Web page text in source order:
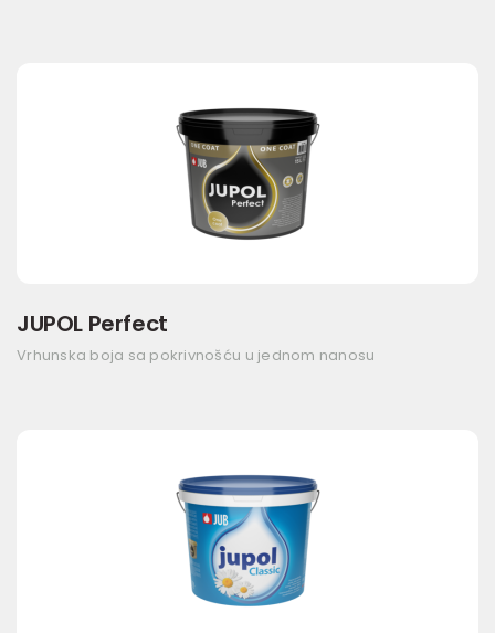
JUPOL Perfect
Vrhunska boja sa pokrivnošću u jednom nanosu